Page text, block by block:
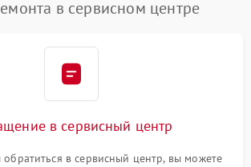
в сервисном центре
в сервисный центр
обратиться в сервисный центр, вы можете